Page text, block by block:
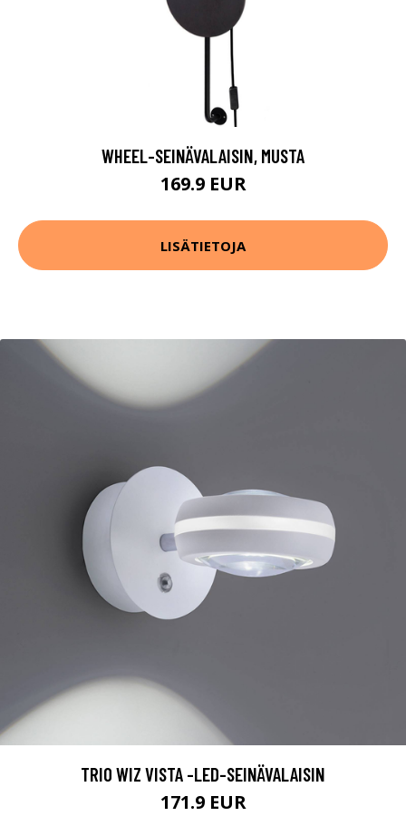
WHEEL-SEINÄVALAISIN, MUSTA
169.9 EUR
LISÄTIETOJA
TRIO WIZ VISTA -LED-SEINÄVALAISIN
171.9 EUR